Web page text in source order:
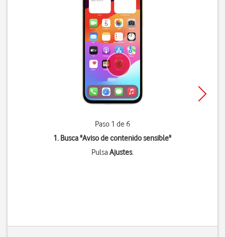
Paso 1 de 6
1. Busca "Aviso de contenido sensible"
PulsaAjustes.